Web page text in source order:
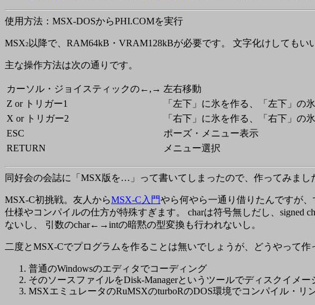
使用方法：MSX-DOSからPHI.COMを実行
MSX2 以降で、RAM64kB・VRAM128kBが必要です。 文字化けしても
主な操作方法は次の通りです。
カーソル・ジョイスティックの←,→ 左右移動
Z or トリガー1
「左下」に氷を作る、「左下」の
X or トリガー2
「右下」に氷を作る、「右下」の
ESC
ポーズ・メニュー表示
RETURN
メニュー選択
同好会の会誌に「MSX版を…」って書いてしまったので、作ってみまし
MSX-C初挑戦。友人からMSX-C入門やら何やら一通り借りたんですが
仕様やコンパイルの仕方が特殊すぎます。 charは符号無しだし、
ないし、 引数のchar←→intの暗黙の型変換も行われないし。
二度とMSX-Cでプログラムを作ることは無いでしょうが、どうやって作
普通のWindowsのエディタでコーディング
そのソースファイルをDisk-Managerというツールでディスクイメー
MSXエミュレータのRuMSXのturboRのDOS環境でコンパイル・リ